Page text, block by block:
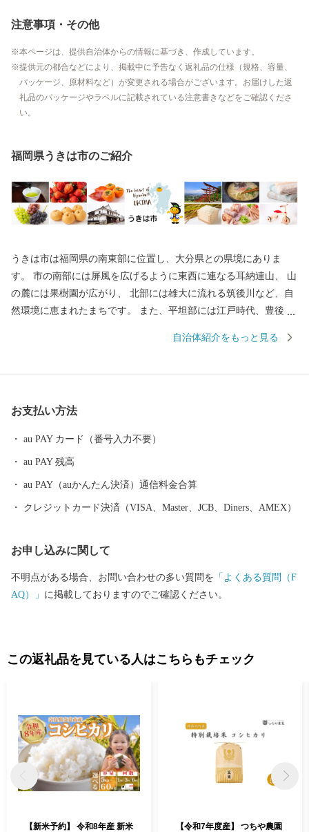
注意事項・その他
本ページは、提供自治体からの情報に基づき、作成しています。
提供元の都合などにより、掲載中に予告なく返礼品の仕様（規格、容量、
パッケージ、原材料など）が変更される場合がございます。お届けした返
礼品のパッケージやラベルに記載されている注意書きなどをご確認くださ
い。
福岡県うきは市のご紹介
うきは市は福岡県の南東部に位置し、大分県との県境にありま
す。 市の南部には屏風を広げるように東西に連なる耳納連山、 山
の麓には果樹園が広がり、 北部には雄大に流れる筑後川など、自
然環境に恵まれたまちです。 また、平坦部には江戸時代、豊後街
作られた白壁の街並みが軒を連ね、 情緒あふれる風景が今も残り
木工品、陶芸など、 多種多様な謝礼品を取り揃えており、 なかで
自治体紹介をもっと見る
お支払い方法
au PAY カード（番号入力不要）
au PAY 残高
au PAY（auかんたん決済）通信料金合算
クレジットカード決済（VISA、Master、JCB、Diners、AMEX）
お申し込みに関して
不明点がある場合、お問い合わせの多い質問を 「よくある質問（F
AQ）」 に掲載しておりますのでご確認ください。
この返礼品を見ている人はこちらもチェック
【新米予約】 令和8年産 新米
【令和7年度産】 つちや農園